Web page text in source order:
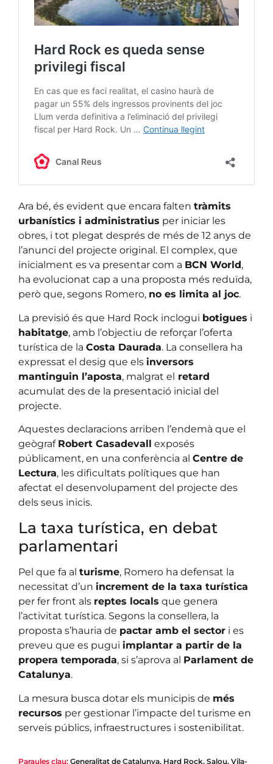
Ara bé, és evident que encara falten tràmits
urbanístics i administratius per iniciar les
obres, i tot plegat després de més de 12 anys de
l’anunci del projecte original. El complex, que
inicialment es va presentar com a BCN World,
ha evolucionat cap a una proposta més reduïda,
però que, segons Romero, no es limita al joc.
La previsió és que Hard Rock inclogui botigues i
habitatge, amb l’objectiu de reforçar l’oferta
turística de la Costa Daurada. La consellera ha
expressat el desig que els inversors
mantinguin l’aposta, malgrat el retard
acumulat des de la presentació inicial del
projecte.
Aquestes declaracions arriben l’endemà que el
geògraf Robert Casadevall exposés
públicament, en una conferència al Centre de
Lectura, les dificultats polítiques que han
afectat el desenvolupament del projecte des
dels seus inicis.
La taxa turística, en debat
parlamentari
Pel que fa al turisme, Romero ha defensat la
necessitat d’un increment de la taxa turística
per fer front als reptes locals que genera
l’activitat turística. Segons la consellera, la
proposta s’hauria de pactar amb el sector i es
preveu que es pugui implantar a partir de la
propera temporada, si s’aprova al Parlament de
Catalunya.
La mesura busca dotar els municipis de més
recursos per gestionar l’impacte del turisme en
serveis públics, infraestructures i sostenibilitat.
Paraules clau: Generalitat de Catalunya, Hard Rock, Salou, Vila-